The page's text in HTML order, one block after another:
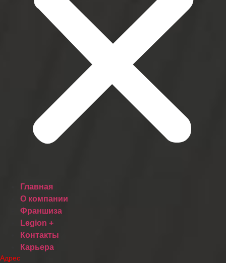
Главная
О компании
Франшиза
Legion +
Контакты
Карьера
Адрес